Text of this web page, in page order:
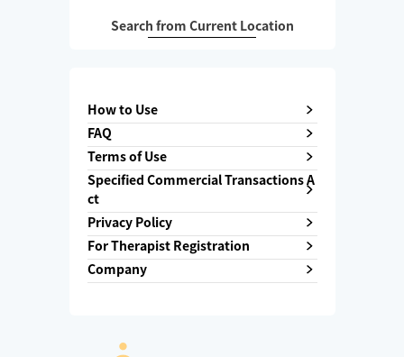
Search from Current Location
How to Use
FAQ
Terms of Use
Specified Commercial Transactions A
ct
Privacy Policy
For Therapist Registration
Company